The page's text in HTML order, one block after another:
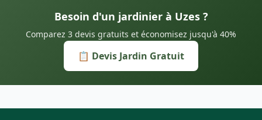
Besoin d'un jardinier à Uzes ?
Comparez 3 devis gratuits et économisez jusqu'à 40%
📋 Devis Jardin Gratuit